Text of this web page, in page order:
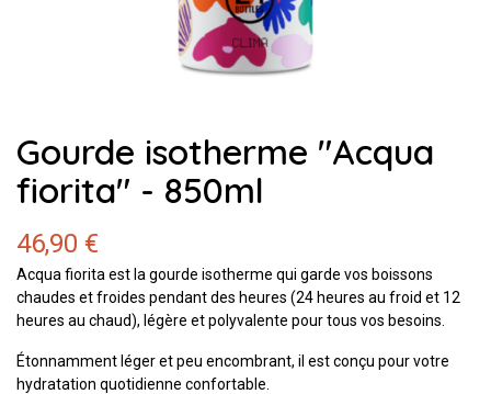
Gourde isotherme "Acqua
fiorita" - 850ml
46,90 €
Acqua fiorita est la gourde isotherme qui garde vos boissons
chaudes et froides pendant des heures (24 heures au froid et 12
heures au chaud), légère et polyvalente pour tous vos besoins.
Étonnamment léger et peu encombrant, il est conçu pour votre
hydratation quotidienne confortable.